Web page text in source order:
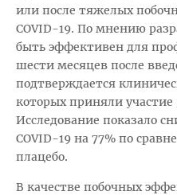
или после тяжелых
COVID-19. По мнению
быть эффективен для
шести месяцев после
подтверждается
которых приняли участие
Исследование показало
COVID-19 на 77% по
плацебо.
В качестве побочных